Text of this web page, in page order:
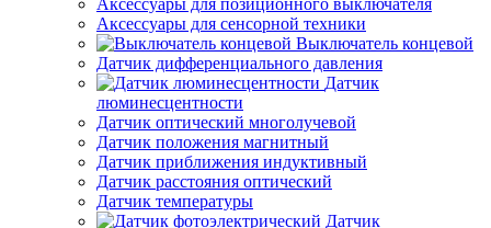
Аксессуары для позиционного выключателя
Аксессуары для сенсорной техники
Выключатель концевой
Датчик дифференциального давления
Датчик
люминесцентности
Датчик оптический многолучевой
Датчик положения магнитный
Датчик приближения индуктивный
Датчик расстояния оптический
Датчик температуры
Датчик